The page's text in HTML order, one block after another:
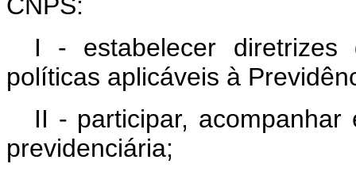
I - estabelecer
políticas aplicáveis à
II - participar,
previdenciária;